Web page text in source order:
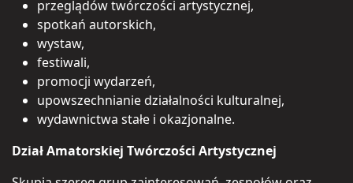
przeglądów twórczości artystycznej,
spotkań autorskich,
wystaw,
festiwali,
promocji wydarzeń,
upowszechnianie działalności kulturalnej,
wydawnictwa stałe i okazjonalne.
Dział Amatorskiej Twórczości Artystycznej